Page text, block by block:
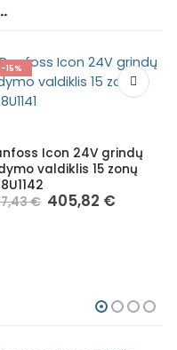
-15%
Icon 24V grindų
valdiklis 15 zonų
€ 405,82 €